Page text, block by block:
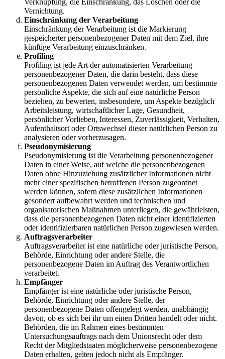
Verknüpfung, die Einschränkung, das Löschen oder die
Vernichtung.
Einschränkung der Verarbeitung
Einschränkung der Verarbeitung ist die Markierung
gespeicherter personenbezogener Daten mit dem Ziel, ihre
künftige Verarbeitung einzuschränken.
Profiling
Profiling ist jede Art der automatisierten Verarbeitung
personenbezogener Daten, die darin besteht, dass diese
personenbezogenen Daten verwendet werden, um bestimmte
persönliche Aspekte, die sich auf eine natürliche Person
beziehen, zu bewerten, insbesondere, um Aspekte bezüglich
Arbeitsleistung, wirtschaftlicher Lage, Gesundheit,
persönlicher Vorlieben, Interessen, Zuverlässigkeit, Verhalten,
Aufenthaltsort oder Ortswechsel dieser natürlichen Person zu
analysieren oder vorherzusagen.
Pseudonymisierung
Pseudonymisierung ist die Verarbeitung personenbezogener
Daten in einer Weise, auf welche die personenbezogenen
Daten ohne Hinzuziehung zusätzlicher Informationen nicht
mehr einer spezifischen betroffenen Person zugeordnet
werden können, sofern diese zusätzlichen Informationen
gesondert aufbewahrt werden und technischen und
organisatorischen Maßnahmen unterliegen, die gewährleisten,
dass die personenbezogenen Daten nicht einer identifizierten
oder identifizierbaren natürlichen Person zugewiesen werden.
Auftragsverarbeiter
Auftragsverarbeiter ist eine natürliche oder juristische Person,
Behörde, Einrichtung oder andere Stelle, die
personenbezogene Daten im Auftrag des Verantwortlichen
verarbeitet.
Empfänger
Empfänger ist eine natürliche oder juristische Person,
Behörde, Einrichtung oder andere Stelle, der
personenbezogene Daten offengelegt werden, unabhängig
davon, ob es sich bei ihr um einen Dritten handelt oder nicht.
Behörden, die im Rahmen eines bestimmten
Untersuchungsauftrags nach dem Unionsrecht oder dem
Recht der Mitgliedstaaten möglicherweise personenbezogene
Daten erhalten, gelten jedoch nicht als Empfänger.